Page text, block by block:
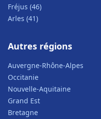
Fréjus (46)
Arles (41)
Autres régions
Auvergne-Rhône-Alpes
Occitanie
Nouvelle-Aquitaine
Grand Est
Bretagne